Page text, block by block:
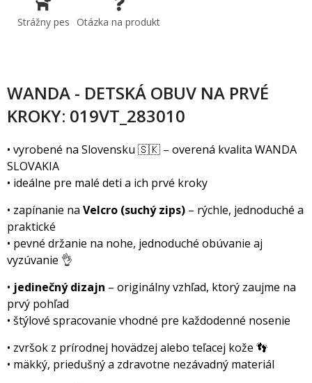
Strážny pes Otázka na produkt
WANDA - DETSKÁ OBUV NA PRVÉ
KROKY: 019VT_283010
• vyrobené na Slovensku 🇸🇰 – overená kvalita WANDA
SLOVAKIA
• ideálne pre malé deti a ich prvé kroky
• zapínanie na Velcro (suchý zips) – rýchle, jednoduché a
praktické
• pevné držanie na nohe, jednoduché obúvanie aj
vyzúvanie 👌
• jedinečný dizajn – originálny vzhľad, ktorý zaujme na
prvý pohľad
• štýlové spracovanie vhodné pre každodenné nosenie
• zvršok z prírodnej hovädzej alebo teľacej kože 👣
• mäkký, priedušný a zdravotne nezávadný materiál